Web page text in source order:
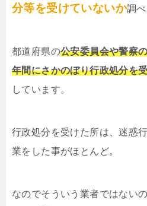
分等を受けていないか調
都道府県の公安委員会や警察
年間にさかのぼり行政処分を
しています。
行政処分を受けた所は、迷惑
業をした事がほとんど。
なのでそういう業者ではない